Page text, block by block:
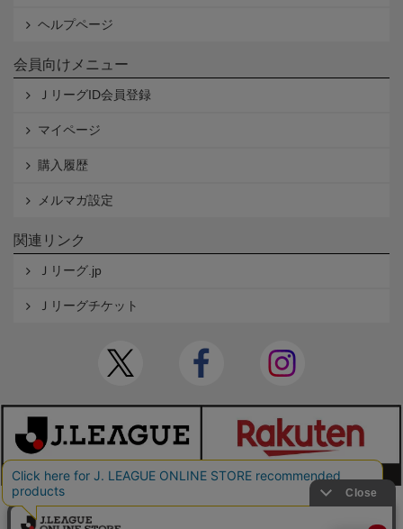
ヘルプページ
会員向けメニュー
ＪリーグID会員登録
マイページ
購入履歴
メルマガ設定
関連リンク
Ｊリーグ.jp
Ｊリーグチケット
本サイトで使用している文章・画像等の無断での複製・転載を禁止します。